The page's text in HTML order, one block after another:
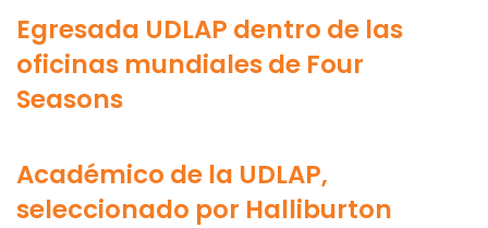
Egresada UDLAP dentro de las
oficinas mundiales de Four
Seasons
Académico de la UDLAP,
seleccionado por Halliburton